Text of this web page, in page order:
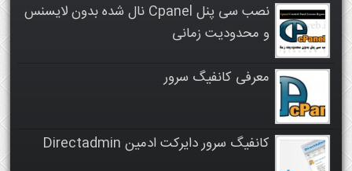
نصب سی پنل Cpanel نال شده بدون لایسنس
و محدودیت زمانی
معرفی کانفیگ سرور
کانفیگ سرور دایرکت ادمین Directadmin